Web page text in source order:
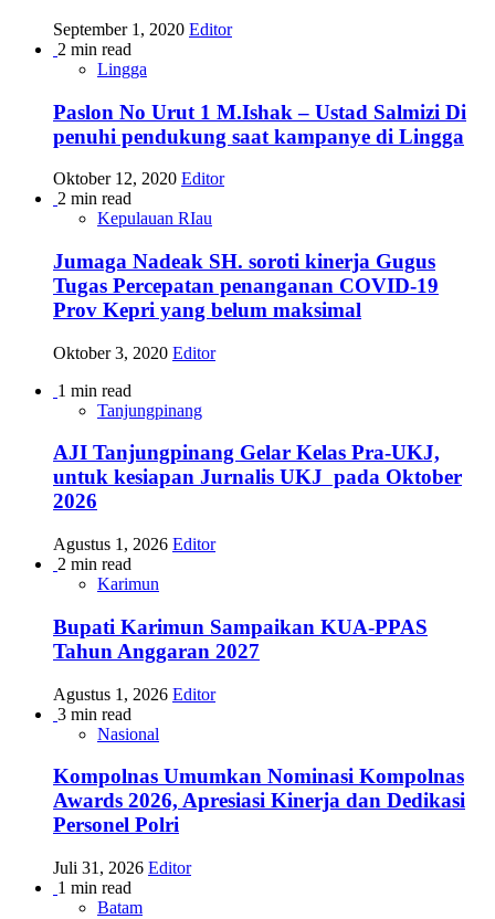
September 1, 2020 Editor
2 min read
Lingga
Paslon No Urut 1 M.Ishak – Ustad Salmizi Di
penuhi pendukung saat kampanye di Lingga
Oktober 12, 2020 Editor
2 min read
Kepulauan RIau
Jumaga Nadeak SH. soroti kinerja Gugus
Tugas Percepatan penanganan COVID-19
Prov Kepri yang belum maksimal
Oktober 3, 2020 Editor
1 min read
Tanjungpinang
AJI Tanjungpinang Gelar Kelas Pra-UKJ,
untuk kesiapan Jurnalis UKJ pada Oktober
2026
Agustus 1, 2026 Editor
2 min read
Karimun
Bupati Karimun Sampaikan KUA-PPAS
Tahun Anggaran 2027
Agustus 1, 2026 Editor
3 min read
Nasional
Kompolnas Umumkan Nominasi Kompolnas
Awards 2026, Apresiasi Kinerja dan Dedikasi
Personel Polri
Juli 31, 2026 Editor
1 min read
Batam